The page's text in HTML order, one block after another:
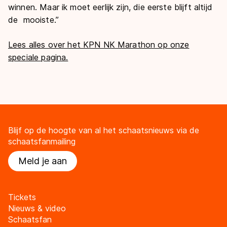
winnen. Maar ik moet eerlijk zijn, die eerste blijft altijd
de mooiste.’’
Lees alles over het KPN NK Marathon op onze
speciale pagina.
Blijf op de hoogte van al het schaatsnieuws via de
schaatsfanmailing
Meld je aan
Tickets
Nieuws & video
Schaatsfan